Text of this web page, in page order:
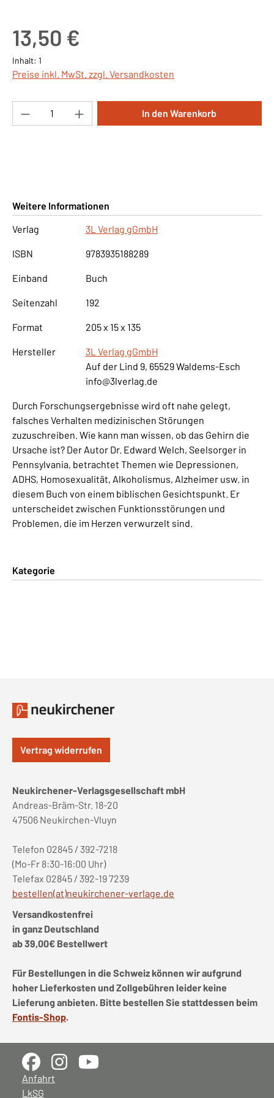
13,50 €
Inhalt: 1
Preise inkl. MwSt. zzgl. Versandkosten
Produkt Anzahl: Gib den gewünschten
In den Warenkorb
Weitere Informationen
Verlag
3L Verlag gGmbH
ISBN 9783935188289
Einband Buch
Seitenzahl 192
Format 205 x 15 x 135
Hersteller
3L Verlag gGmbH
Auf der Lind 9, 65529 Waldems-Esch
info@3lverlag.de
Durch Forschungsergebnisse wird oft nahe gelegt,
falsches Verhalten medizinischen Störungen
zuzuschreiben. Wie kann man wissen, ob das Gehirn die
Ursache ist? Der Autor Dr. Edward Welch, Seelsorger in
Pennsylvania, betrachtet Themen wie Depressionen,
ADHS, Homosexualität, Alkoholismus, Alzheimer usw. in
diesem Buch von einem biblischen Gesichtspunkt. Er
unterscheidet zwischen Funktionsstörungen und
Problemen, die im Herzen verwurzelt sind.
Kategorie
Vertrag widerrufen
Neukirchener-Verlagsgesellschaft mbH
Andreas-Bräm-Str. 18-20
47506 Neukirchen-Vluyn
Telefon 02845 / 392-7218
(Mo-Fr 8:30-16:00 Uhr)
Telefax 02845 / 392-19 7239
bestellen(at)neukirchener-verlage.de
Versandkostenfrei
in ganz Deutschland
ab 39,00€ Bestellwert
Für Bestellungen in die Schweiz können wir aufgrund
hoher Lieferkosten und Zollgebühren leider keine
Lieferung anbieten. Bitte bestellen Sie stattdessen beim
Fontis-Shop.
Anfahrt
LkSG